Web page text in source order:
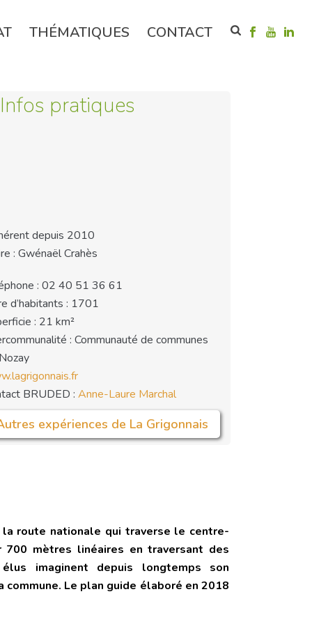
THÉMATIQUES CONTACT
Infos pratiques
depuis 2010
: Gwénaël Crahès
: 02 40 51 36 61
d’habitants : 1701
: 21 km²
: Communauté de communes
BRUDED : Anne-Laure Marchal
expériences de La Grigonnais
la route nationale qui traverse le centre-
mètres linéaires en traversant des
imaginent depuis longtemps son
Le plan guide élaboré en 2018